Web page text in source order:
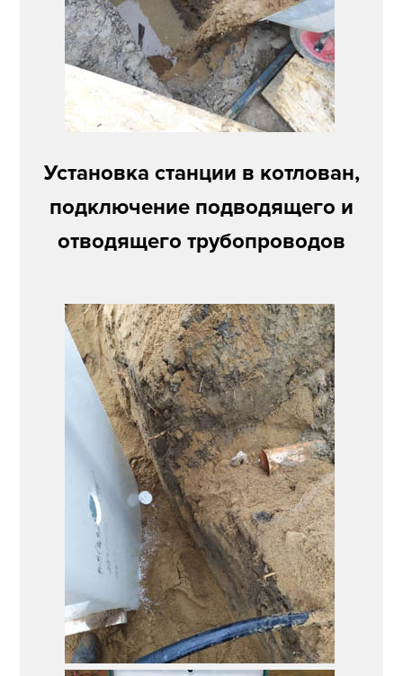
Установка станции в котлован,
подключение подводящего и
отводящего трубопроводов